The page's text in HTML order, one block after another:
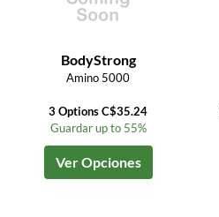
BodyStrong
Amino 5000
3 Options C$35.24
Guardar up to 55%
Ver Opciones